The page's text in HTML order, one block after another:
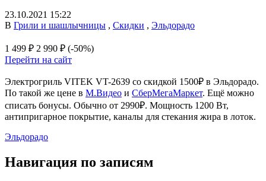
23.10.2021 15:22
В Грили и шашлычницы , Скидки , Эльдорадо
1 499 ₽ 2 990 ₽ (-50%)
Перейти на сайт
Электрогриль VITEK VT-2639 со скидкой 1500₽ в Эльдорадо.
По такой же цене в М.Видео и СберМегаМаркет. Ещё можно
списать бонусы. Обычно от 2990₽. Мощность 1200 Вт,
антипригарное покрытие, каналы для стекания жира в лоток.
Эльдорадо
Навигация по записям